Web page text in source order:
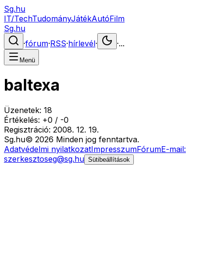
Sg.hu
IT/TechTudományJátékAutóFilm
Sg.hu
·fórum·RSS·hírlevél· ·...
Menü
baltexa
Üzenetek: 18
Értékelés: +0 / -0
Regisztráció: 2008. 12. 19.
Sg.hu© 2026 Minden jog fenntartva.
Adatvédelmi nyilatkozatImpresszumFórumE-mail:
szerkesztoseg@sg.hu Sütibeállítások